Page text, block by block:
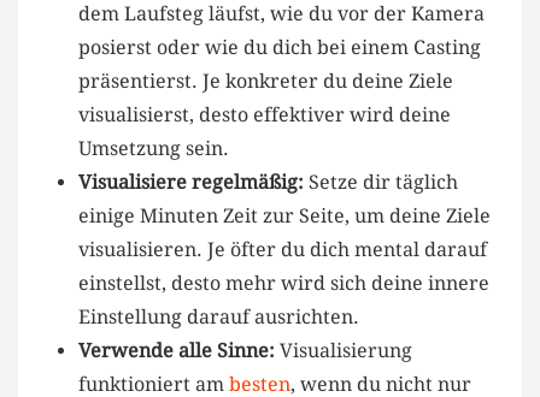
dem Laufsteg läufst, wie du vor der Kamera
posierst⁣ oder wie du dich bei einem Casting
präsentierst. Je konkreter du deine Ziele
visualisierst, desto effektiver wird deine
Umsetzung sein.
Visualisiere regelmäßig: Setze dir täglich
einige Minuten Zeit zur Seite, um deine​ Ziele
‍visualisieren. Je öfter du dich mental darauf
einstellst, desto mehr wird sich deine innere
Einstellung darauf ausrichten.
Verwende alle Sinne: Visualisierung⁣
funktioniert am besten, ⁤wenn du nicht ‍nur